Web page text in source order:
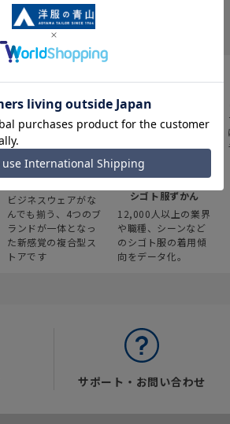
スーツスクエア
ビジネスウェアがな
んでも揃う、4つのブ
ランドが一体となっ
た新感覚の複合型ス
トアです
みんなの
シゴト服ずかん
12,000人以上の業界
や職種、シーンなど
のシゴト服の着用傾
向をデータ化。
サポート・お問い合わせ